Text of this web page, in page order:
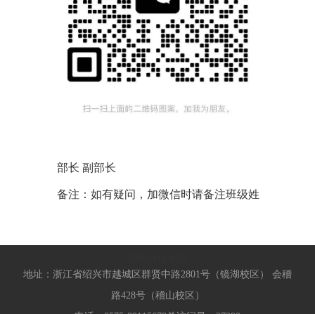
部长 副部长
备注：如有疑问，加微信时请备注班级姓
地址：浙江省绍兴市越城区群贤中路2801号（镜湖校区） 会稽
路428号（稽山校区）